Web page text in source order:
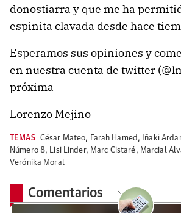
donostiarra y que me ha
espinita clavada desde hace
Esperamos sus opiniones y
en nuestra cuenta de twitter
próxima
Lorenzo Mejino
TEMAS César Mateo, Farah Hamed , Iñaki
Número 8, Lisi Linder, Marc Cistaré, Marcial
Verónika Moral
Comentarios